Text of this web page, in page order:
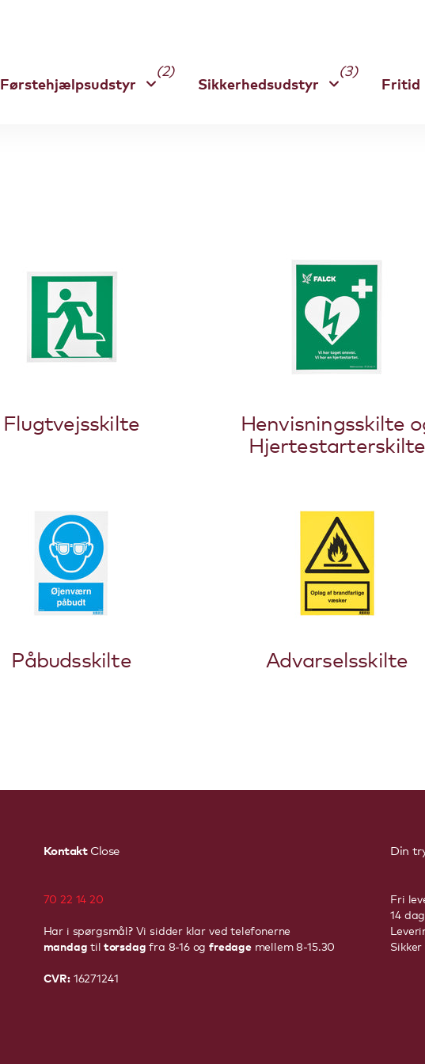
Førstehjælpsudstyr
(2)
Sikkerhedsudstyr
(3)
Fritid
Flugtvejsskilte
Henvisningsskilte
Hjertestarterskilte
Påbudsskilte Advarselsskilte
Kontakt Close
70 22 14 20
Har i spørgsmål? Vi sidder klar ved telefonerne
mandag til torsdag fra 8-16 ogfredagemellem 8-15.30
CVR:16271241
Din
Fri
14